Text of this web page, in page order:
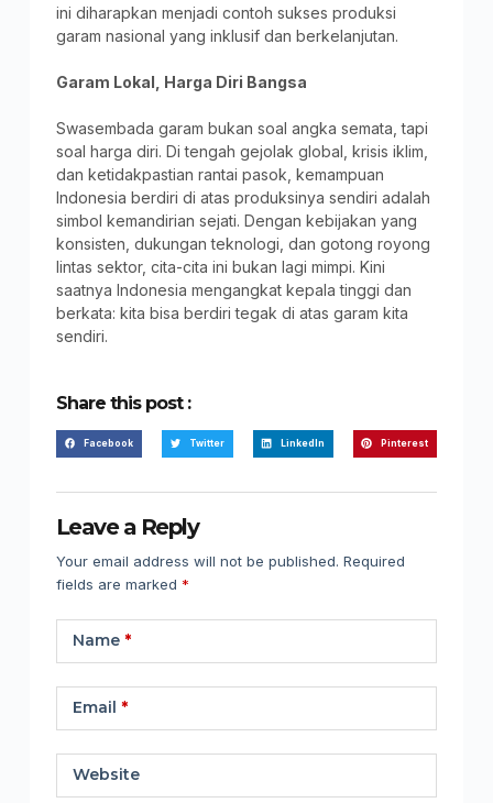
ini diharapkan menjadi contoh sukses produksi
garam nasional yang inklusif dan berkelanjutan.
Garam Lokal, Harga Diri Bangsa
Swasembada garam bukan soal angka semata, tapi
soal harga diri. Di tengah gejolak global, krisis iklim,
dan ketidakpastian rantai pasok, kemampuan
Indonesia berdiri di atas produksinya sendiri adalah
simbol kemandirian sejati. Dengan kebijakan yang
konsisten, dukungan teknologi, dan gotong royong
lintas sektor, cita-cita ini bukan lagi mimpi. Kini
saatnya Indonesia mengangkat kepala tinggi dan
berkata: kita bisa berdiri tegak di atas garam kita
sendiri.
Share this post :
Facebook Twitter LinkedIn Pinterest
Leave a Reply
Your email address will not be published. Required
fields are marked *
Name*
Email *
Website